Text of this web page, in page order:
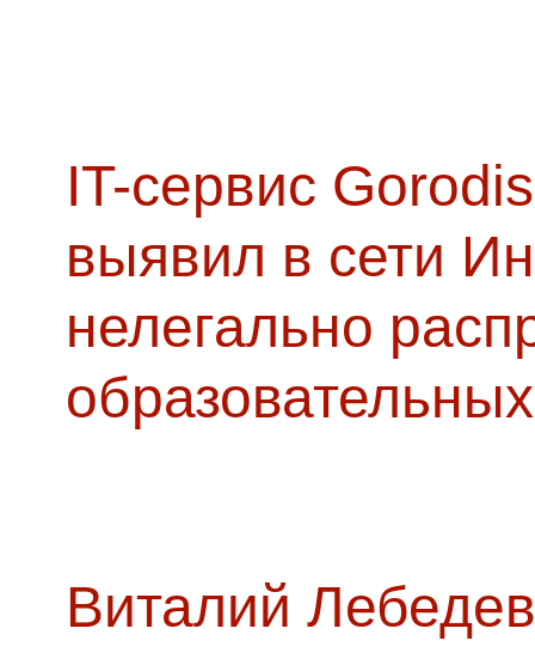
IT-сервис
выявил в сети
нелегально
Виталий